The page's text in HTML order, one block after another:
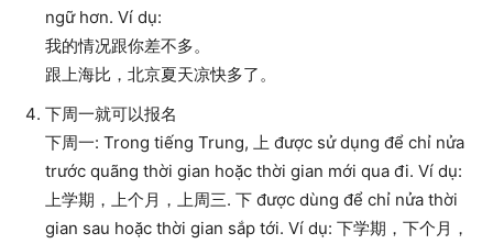
ngữ hơn. Ví dụ:
我的情况跟你差不多。
跟上海比，北京夏天凉快多了。
下周一就可以报名
下周一: Trong tiếng Trung, 上 được sử dụng để chỉ nửa
trước quãng thời gian hoặc thời gian mới qua đi. Ví dụ:
上学期，上个月，上周三. 下 được dùng để chỉ nửa thời
gian sau hoặc thời gian sắp tới. Ví dụ: 下学期，下个月，